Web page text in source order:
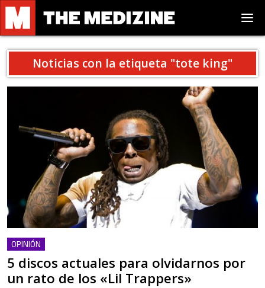
Noticias con la etiqueta "tote king"
OPINIÓN
5 discos actuales para olvidarnos por
un rato de los «Lil Trappers»